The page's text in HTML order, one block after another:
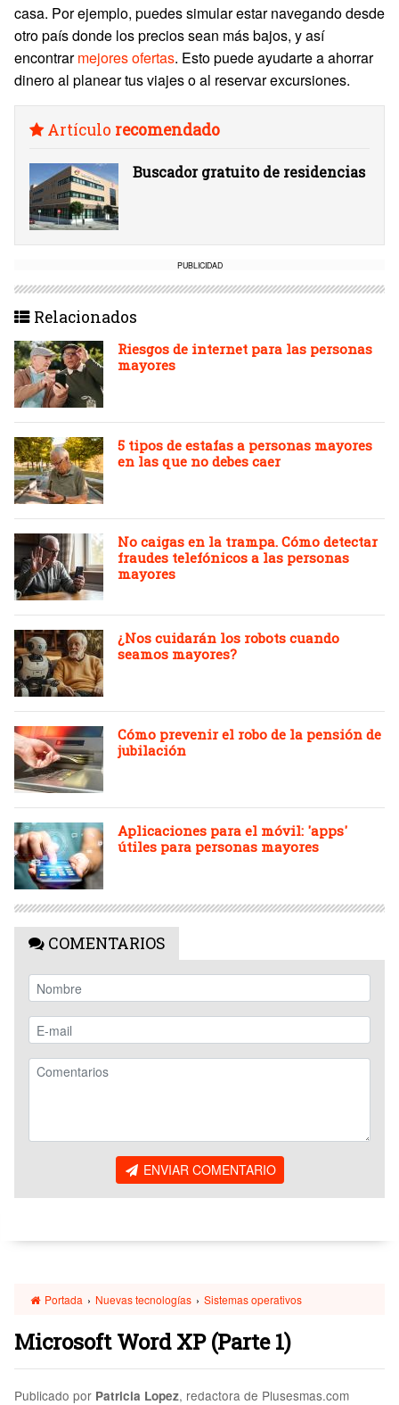
casa. Por ejemplo, puedes simular estar navegando desde
otro país donde los precios sean más bajos, y así
encontrarmejores ofertas. Esto puede ayudarte a ahorrar
dinero al planear tus viajes o al reservar excursiones.
Artículo recomendado
Buscador gratuito de residencias
PUBLICIDAD
Relacionados
Riesgos de internet para las personas
mayores
5 tipos de estafas a personas mayores
en las que no debes caer
No caigas en la trampa. Cómo detectar
fraudes telefónicos a las personas
mayores
¿Nos cuidarán los robots cuando
seamos mayores?
Cómo prevenir el robo de la pensión de
jubilación
Aplicaciones para el móvil: 'apps'
útiles para personas mayores
COMENTARIOS
ENVIAR COMENTARIO
Portada › Nuevas tecnologías › Sistemas operativos
Microsoft Word XP (Parte 1)
Publicado por Patricia Lopez, redactora de Plusesmas.com